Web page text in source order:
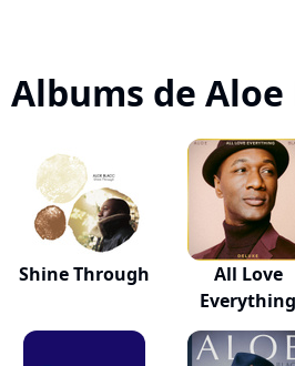
Albums de Aloe
Shine Through
All Love
Everything
(Deluxe)